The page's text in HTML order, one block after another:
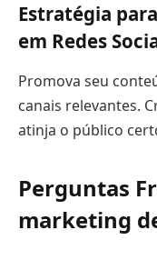
Estratégia
em Redes
Promova seu
canais relevantes.
atinja o público
Perguntas
marketing